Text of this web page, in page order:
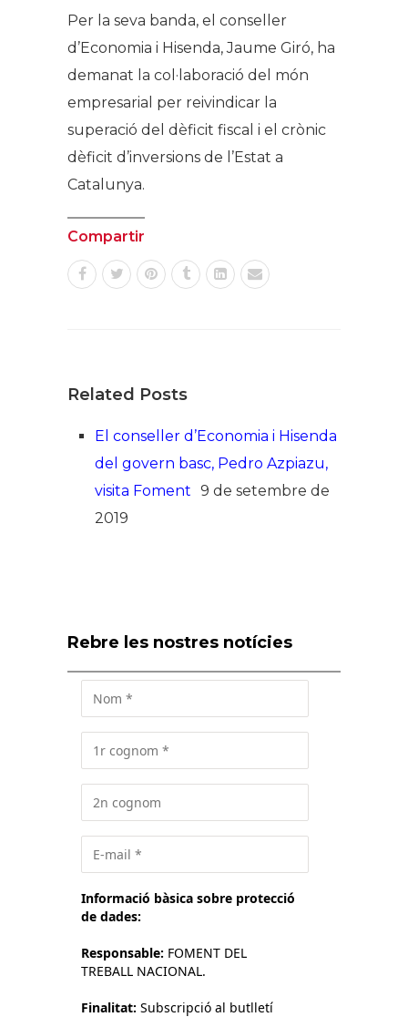
Per la seva banda, el conseller
d’Economia i Hisenda, Jaume Giró, ha
demanat la col·laboració del món
empresarial per reivindicar la
superació del dèficit fiscal i el crònic
dèficit d’inversions de l’Estat a
Catalunya.
Compartir
Related Posts
El conseller d’Economia i Hisenda
del govern basc, Pedro Azpiazu,
visita Foment 9 de setembre de
2019
Rebre les nostres notícies
Informació bàsica sobre protecció
de dades:
Responsable: FOMENT DEL
TREBALL NACIONAL.
Finalitat: Subscripció al butlletí